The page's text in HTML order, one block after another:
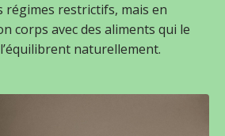
régimes restrictifs, mais en
corps avec des aliments qui le
naturellement.